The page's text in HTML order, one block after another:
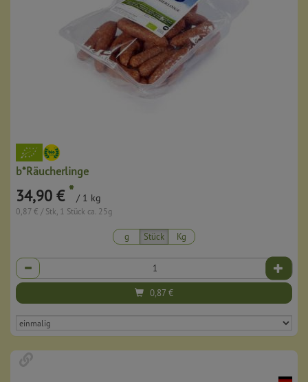
b*Räucherlinge
34,90 € * / 1 kg
0,87 € / Stk, 1 Stück ca. 25g
g Stück Kg
Anzahl
0,87 €